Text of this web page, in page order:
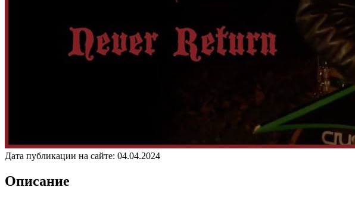
Дата публикации на сайте: 04.04.2024
Описание